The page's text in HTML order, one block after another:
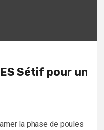
Sétif pour un
la phase de poules